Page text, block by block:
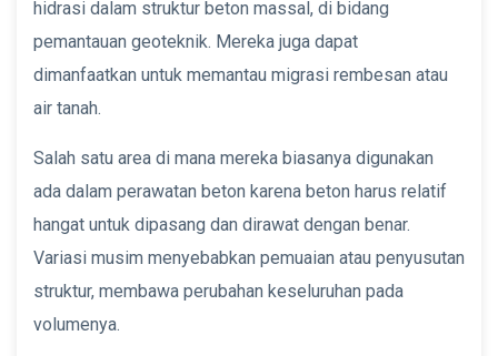
hidrasi dalam struktur beton massal, di bidang
pemantauan geoteknik. Mereka juga dapat
dimanfaatkan untuk memantau migrasi rembesan atau
air tanah.
Salah satu area di mana mereka biasanya digunakan
ada dalam perawatan beton karena beton harus relatif
hangat untuk dipasang dan dirawat dengan benar.
Variasi musim menyebabkan pemuaian atau penyusutan
struktur, membawa perubahan keseluruhan pada
volumenya.